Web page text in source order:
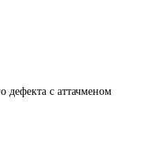
дефекта с аттачменом